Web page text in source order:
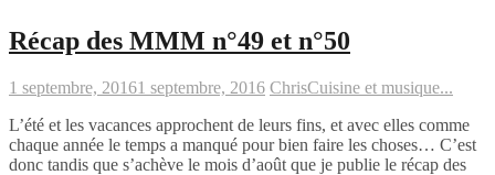
Récap des MMM n°49 et n°50
1 septembre, 20161 septembre, 2016 ChrisCuisine et musique...
L’été et les vacances approchent de leurs fins, et avec elles comme
chaque année le temps a manqué pour bien faire les choses… C’est
donc tandis que s’achève le mois d’août que je publie le récap des